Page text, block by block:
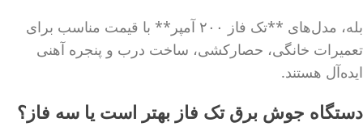
بله، مدل‌های **تک فاز ۲۰۰ آمپر** با قیمت مناسب برای
تعمیرات خانگی، حصارکشی، ساخت درب و پنجره آهنی
ایده‌آل هستند.
دستگاه جوش برق تک فاز بهتر است یا سه فاز؟